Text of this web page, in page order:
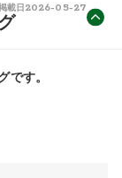
載日 2026-05-27
です。